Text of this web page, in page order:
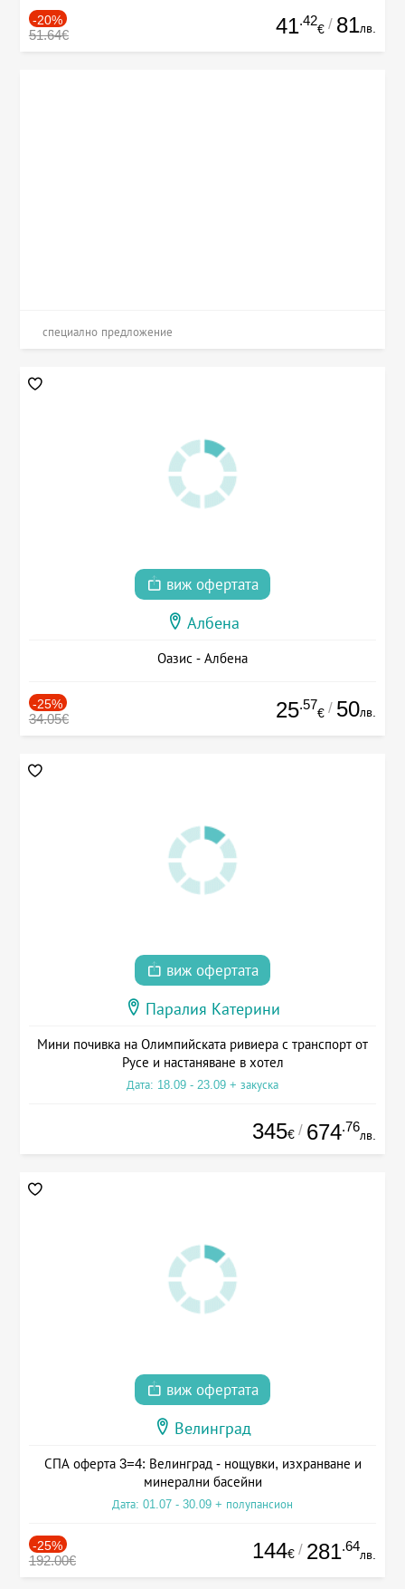
-20%
51.64€ 41.42
€ / 81лв.
специално предложение
виж офертата
Албена
Оазис - Албена
-25%
34.05€ 25.57
€ / 50лв.
виж офертата
Паралия Катерини
Мини почивка на Олимпийската ривиера с транспорт от
Русе и настаняване в хотел
Дата: 18.09 - 23.09 + закуска
345€ / 674.76
лв.
виж офертата
Велинград
СПА оферта 3=4: Велинград - нощувки, изхранване и
минерални басейни
Дата: 01.07 - 30.09 + полупансион
-25%
192.00€ 144€ / 281.64
лв.